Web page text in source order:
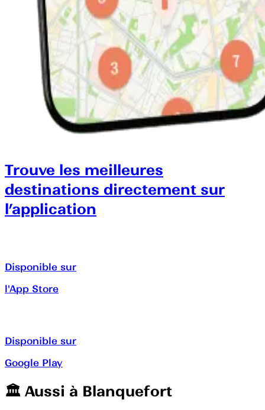
Trouve les meilleures
destinations directement sur
l’application
Disponible sur
l'App Store
Disponible sur
Google Play
🏛️️ Aussi à Blanquefort